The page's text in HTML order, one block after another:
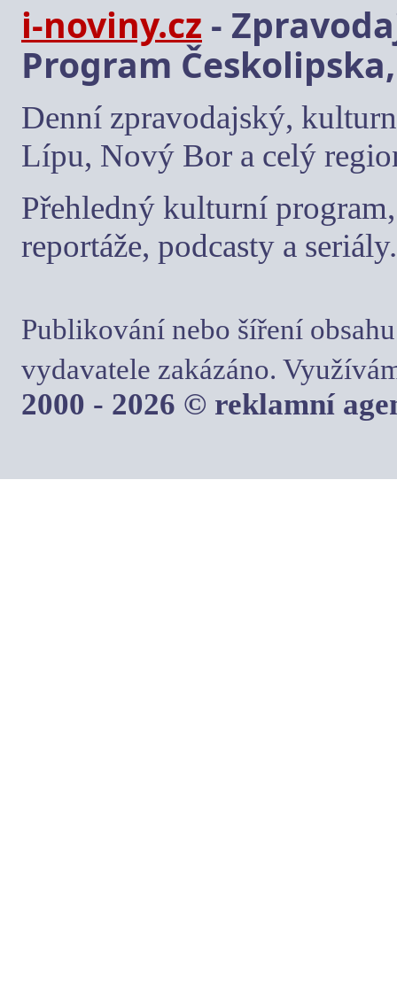
i-noviny.cz -
Program
Denní zpravodajský,
Lípu, Nový Bor a celý
Přehledný kulturní
reportáže, podcasty a seriály.
Publikování nebo šíření
vydavatele zakázáno.
2000 - 2026 © reklamní